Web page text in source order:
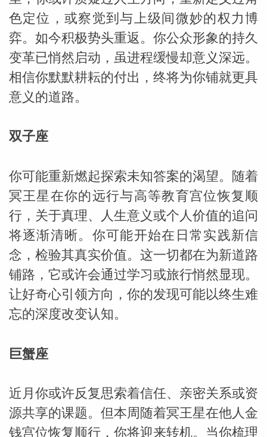
网
色定位，或察觉到与上级间微妙的权力博
弈。如今积极势头重返。你公众形象的持久
变革已悄然启动，虽进程缓慢却意义深远。
相信你默默耕耘的付出，终将为你铺就更具
意义的道路。
双子座
你可能重新燃起探索未知答案的渴望。随着
冥王星在你的远行与高等教育宫位恢复顺
行，关于真理、人生意义或个人价值的追问
将逐渐清晰。你可能开始在日常实践新信
念，检验其真实价值。这一切都在为新道路
铺路，它或许会通过学习或旅行悄然显现。
让好奇心引领方向，你的发现可能以终生难
忘的深度改变认知。
巨蟹座
近月你或许反复思索着信任、亲密关系或资
源共享的课题。但本周随着冥王星在他人金
钱宫位恢复顺行，你将迎来转机。当你梳理